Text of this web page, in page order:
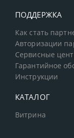
ПОДДЕРЖКА
Как стать
Авторизации
Сервисные
Гарантийное
Инструкции
КАТАЛОГ
Витрина